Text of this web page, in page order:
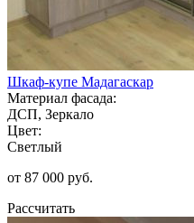
Шкаф-купе Мадагаскар
Материал фасада:
ДСП, Зеркало
Цвет:
Светлый
от 87 000 руб.
Рассчитать